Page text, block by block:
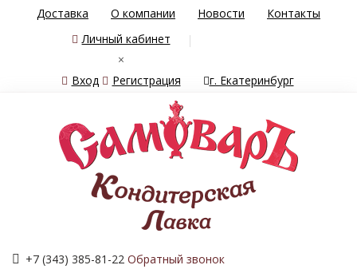
Доставка О компании Новости
Контакты
Личный кабинет
×
Вход
Регистрация г. Екатеринбург
+7 (343) 385-81-22 Обратный звонок